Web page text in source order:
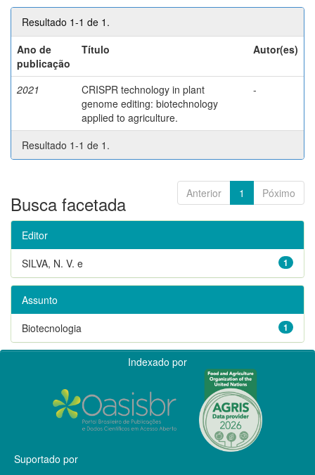
Resultado 1-1 de 1.
Ano de
publicação
Título Autor(es)
2021
CRISPR technology in plant
genome editing: biotechnology
applied to agriculture.
-
Resultado 1-1 de 1.
Anterior 1 Póximo
Busca facetada
Editor
1
SILVA, N. V. e
Assunto
1
Biotecnologia
Indexado por
Suportado por